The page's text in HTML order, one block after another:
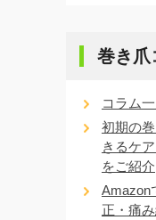
巻き爪
コラム
初期の
きるケ
をご紹介
Amazon
正・痛